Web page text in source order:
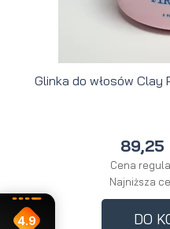
Glinka do włosów
89,25
Cena
Najniższa
DO
4.9